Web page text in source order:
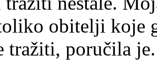
obitelji koje
tražiti, poručila je.